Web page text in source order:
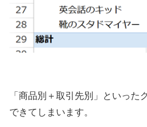
「商品別＋取引先別」といった
できてしまいます。